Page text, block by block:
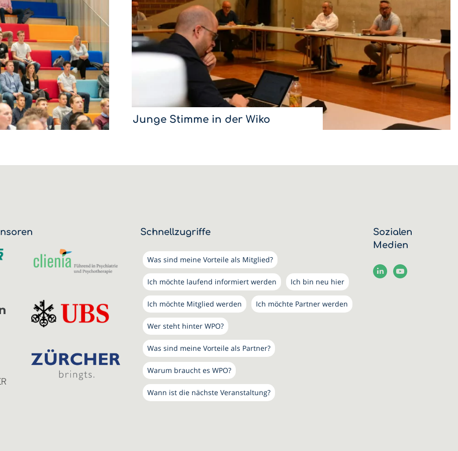
Junge Stimme in der Wiko
Schnellzugriffe
Was sind meine Vorteile als Mitglied?
Ich möchte laufend informiert werden Ich bin neu hier
Ich möchte Mitglied werden Ich möchte Partner werden
Wer steht hinter WPO?
Was sind meine Vorteile als Partner?
Warum braucht es WPO?
Wann ist die nächste Veranstaltung?
Sozialen
Medien